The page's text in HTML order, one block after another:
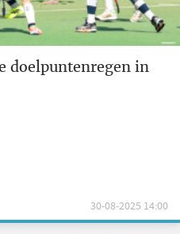
doelpuntenregen in
30-08-2025 14:00